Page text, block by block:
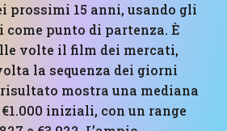
prossimi 15 anni, usando gli
punto di partenza. È
volte il film dei mercati,
la sequenza dei giorni
mostra una mediana
iniziali, con un range